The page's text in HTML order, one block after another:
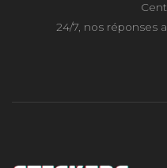
24/7, nos réponses